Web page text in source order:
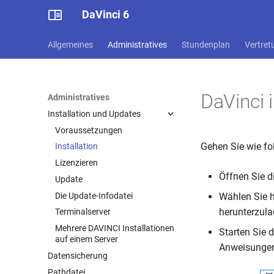
DaVinci 6
Allgemeines Administratives Stundenplan
Administratives
Installation und Updates
Voraussetzungen
Installation
Lizenzieren
Update
Die Update-Infodatei
Terminalserver
Mehrere DAVINCI Installationen
auf einem Server
Datensicherung
Pathdatei
DaVinci
Gehen Sie wie
Öffnen Sie
Wählen Sie
Starten Sie